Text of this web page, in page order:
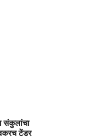
संकुलांचा
टेंडर